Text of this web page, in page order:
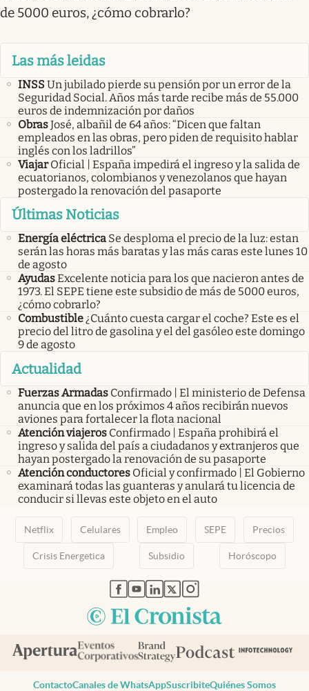
de 5000 euros, ¿cómo cobrarlo?
Las más leidas
INSSUn jubilado pierde su pensión por un error de la
Seguridad Social. Años más tarde recibe más de 55.000
euros de indemnización por daños
ObrasJosé, albañil de 64 años: “Dicen que faltan
empleados en las obras, pero piden de requisito hablar
inglés con los ladrillos”
Viajar Oficial | España impedirá el ingreso y la salida de
ecuatorianos, colombianos y venezolanos que hayan
postergado la renovación del pasaporte
Últimas Noticias
Energía eléctrica Se desploma el precio de la luz: estan
serán las horas más baratas y las más caras este lunes 10
de agosto
AyudasExcelente noticia para los que nacieron antes de
1973. El SEPE tiene este subsidio de más de 5000 euros,
¿cómo cobrarlo?
Combustible¿Cuánto cuesta cargar el coche? Este es el
precio del litro de gasolina y el del gasóleo este domingo
9 de agosto
Actualidad
Fuerzas Armadas Confirmado | El ministerio de Defensa
anuncia que en los próximos 4 años recibirán nuevos
aviones para fortalecer la flota nacional
Atención viajeros Confirmado | España prohibirá el
ingreso y salida del país a ciudadanos y extranjeros que
hayan postergado la renovación de su pasaporte
Atención conductores Oficial y confirmado | El Gobierno
examinará todas las guanteras y anulará tu licencia de
conducir si llevas este objeto en el auto
Netflix Celulares Empleo SEPE Precios
Crisis Energetica Subsidio Horóscopo
abre en nueva pestaña
abre en nueva pestaña
abre en nueva pestaña
abre en nueva pestaña
abre en nueva pestaña
ContactoCanales de WhatsAppSuscribiteQuiénes Somos